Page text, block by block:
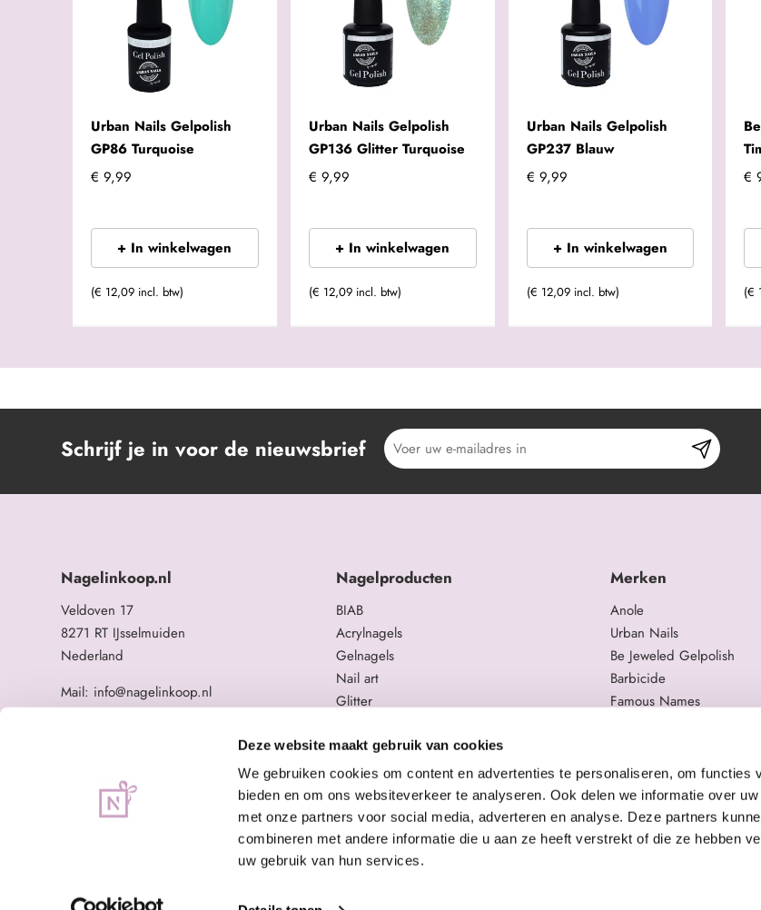
Deze website maakt gebruik van cookies
We gebruiken cookies om content en advertenties te personaliseren, om functies
bieden en om ons websiteverkeer te analyseren. Ook delen we informatie over
met onze partners voor social media, adverteren en analyse. Deze partners
combineren met andere informatie die u aan ze heeft verstrekt of die ze hebben
uw gebruik van hun services.
Urban Nails Gelpolish
GP86 Turquoise
€ 9,99
+ In winkelwagen
(€ 12,09 incl. btw)
Urban Nails Gelpolish
GP136 Glitter Turquoise
€ 9,99
+ In winkelwagen
(€ 12,09 incl. btw)
Urban Nails Gelpolish
GP237 Blauw
€ 9,99
+ In winkelwagen
(€ 12,09 incl. btw)
€
(€
Schrijf je in voor de nieuwsbrief
Nagelinkoop.nl
Veldoven 17
8271 RT IJsselmuiden
Nederland
Mail: info@nagelinkoop.nl
BTW nummer: NL863104678B01
Nagelproducten
BIAB
Acrylnagels
Gelnagels
Nail art
Glitter
Overige nagelproducten
Merken
Anole
Urban Nails
Be Jeweled Gelpolish
Barbicide
Famous Names
Staleks Pro